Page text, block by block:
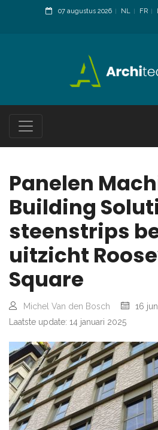
07 augustus 2026 NL FR
Panelen
Building
steenstrips
uitzicht
Square
Michel Van den Bosch
16
Laatste update: 14 januari 2025